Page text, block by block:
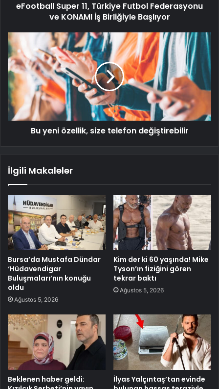
eFootball Super 11, Türkiye Futbol Federasyonu
ve KONAMI İş Birliğiyle Başlıyor
Bu yeni özellik, size telefon değiştirebilir
İlgili Makaleler
Bursa’da Mustafa Dündar
‘Hüdavendigar
Buluşmaları’nın konuğu
oldu
Ağustos 5, 2026
Kim der ki 60 yaşında! Mike
Tyson’ın fiziğini gören
tekrar baktı
Ağustos 5, 2026
Beklenen haber geldi:
İlyas Yalçıntaş’tan evinde